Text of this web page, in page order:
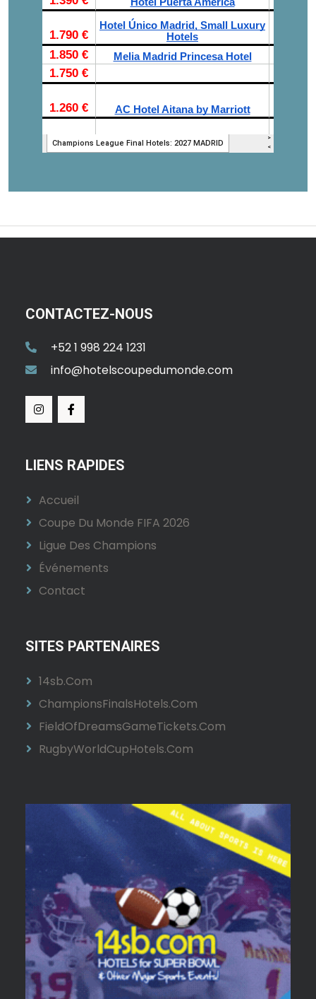
CONTACTEZ-NOUS
+52 1 998 224 1231
info@hotelscoupedumonde.com
LIENS RAPIDES
Accueil
Coupe Du Monde FIFA 2026
Ligue Des Champions
Événements
Contact
SITES PARTENAIRES
14sb.com
ChampionsFinalsHotels.com
FieldOfDreamsGameTickets.com
RugbyWorldCupHotels.com